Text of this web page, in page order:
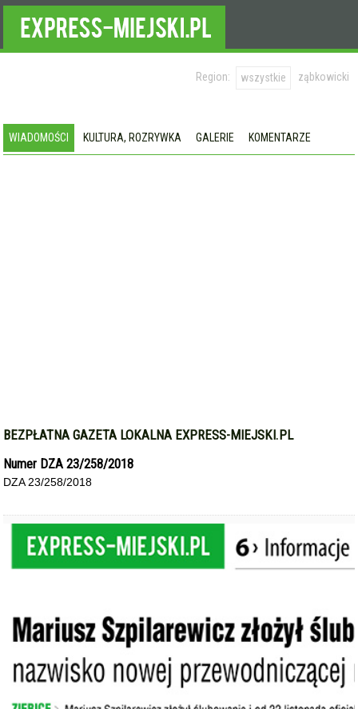
Region: wszystkie ząbkowicki
WIADOMOŚCI KULTURA, ROZRYWKA GALERIE KOMENTARZE
BEZPŁATNA GAZETA LOKALNA EXPRESS-MIEJSKI.PL
Numer DZA 23/258/2018
DZA 23/258/2018